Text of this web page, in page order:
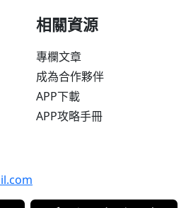
相關資源
專欄文章
成為合作夥伴
APP下載
APP攻略手冊